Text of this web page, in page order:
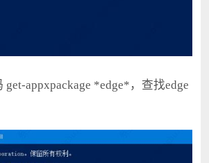
appxpackage *edge*，查找edge